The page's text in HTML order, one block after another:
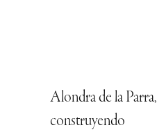
Alondra de la Parra,
construyendo